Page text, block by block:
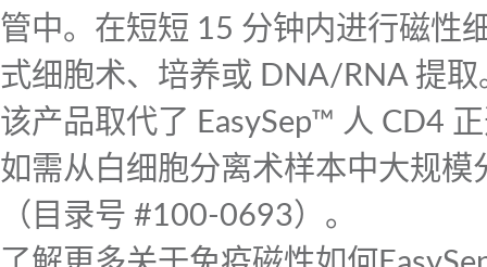
管中。在短短 15 分钟内进行磁性
式细胞术、培养或 DNA/RNA 提取
该产品取代了 EasySep™ 人 CD4
如需从白细胞分离术样本中大规
（目录号 #100-0693）。